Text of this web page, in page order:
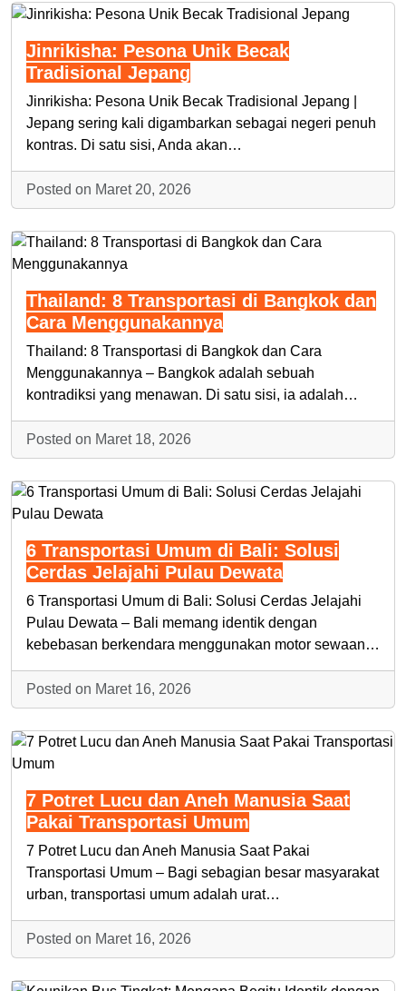
Jinrikisha: Pesona Unik Becak
Tradisional Jepang
Jinrikisha: Pesona Unik Becak Tradisional Jepang |
Jepang sering kali digambarkan sebagai negeri penuh
kontras. Di satu sisi, Anda akan…
Posted on Maret 20, 2026
Thailand: 8 Transportasi di Bangkok dan
Cara Menggunakannya
Thailand: 8 Transportasi di Bangkok dan Cara
Menggunakannya – Bangkok adalah sebuah
kontradiksi yang menawan. Di satu sisi, ia adalah…
Posted on Maret 18, 2026
6 Transportasi Umum di Bali: Solusi
Cerdas Jelajahi Pulau Dewata
6 Transportasi Umum di Bali: Solusi Cerdas Jelajahi
Pulau Dewata – Bali memang identik dengan
kebebasan berkendara menggunakan motor sewaan…
Posted on Maret 16, 2026
7 Potret Lucu dan Aneh Manusia Saat
Pakai Transportasi Umum
7 Potret Lucu dan Aneh Manusia Saat Pakai
Transportasi Umum – Bagi sebagian besar masyarakat
urban, transportasi umum adalah urat…
Posted on Maret 16, 2026